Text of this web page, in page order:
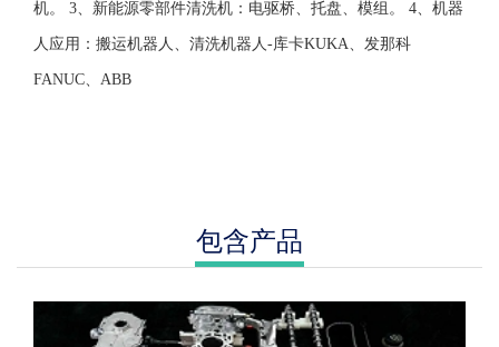
机。 3、新能源零部件清洗机：电驱桥、托盘、模组。 4、机器
人应用：搬运机器人、清洗机器人-库卡KUKA、发那科
FANUC、ABB
包含产品